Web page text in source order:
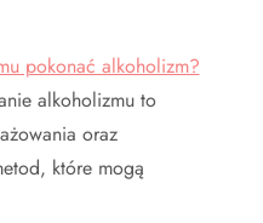
pokonać alkoholizm?
alkoholizmu to
oraz
które mogą